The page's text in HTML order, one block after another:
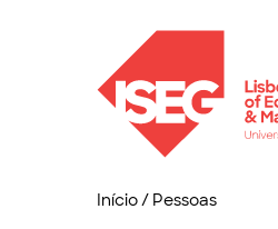
Início/ Pessoas